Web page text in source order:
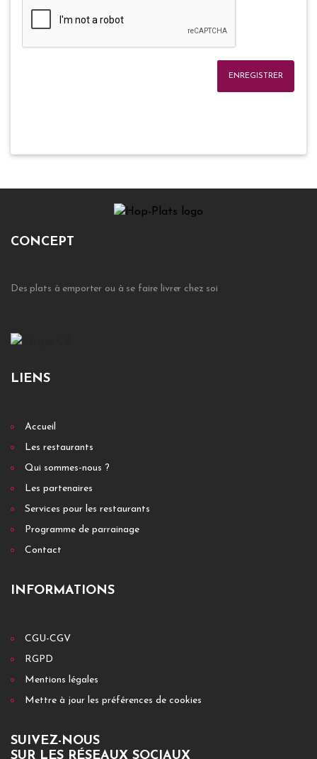
ENREGISTRER
CONCEPT
Des plats à emporter ou à se faire livrer chez soi
LIENS
Accueil
Les restaurants
Qui sommes-nous ?
Les partenaires
Services pour les restaurants
Programme de parrainage
Contact
INFORMATIONS
CGU-CGV
RGPD
Mentions légales
Mettre à jour les préférences de cookies
SUIVEZ-NOUS
SUR LES RÉSEAUX SOCIAUX